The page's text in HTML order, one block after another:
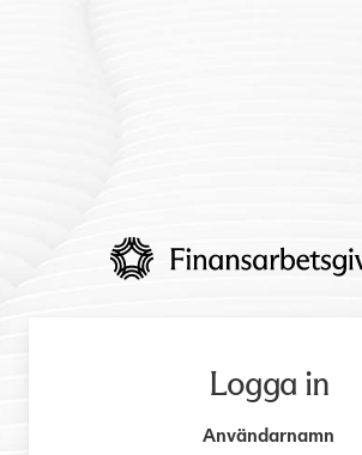
Logga in
Användarnamn